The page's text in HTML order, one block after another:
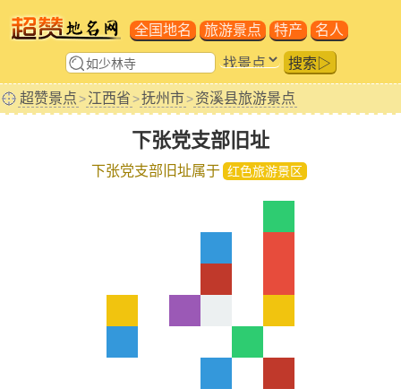
全国地名 旅游景点 特产 名人
搜索▷
超赞景点>江西省>抚州市>资溪县旅游景点
下张党支部旧址
下张党支部旧址属于 红色旅游景区